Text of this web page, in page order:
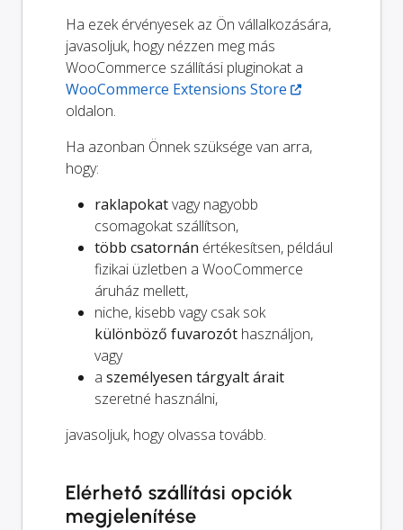
Ha ezek érvényesek az Ön vállalkozására,
javasoljuk, hogy nézzen meg más
WooCommerce szállítási pluginokat a
WooCommerce Extensions Store
oldalon.
Ha azonban Önnek szüksége van arra,
hogy:
raklapokatvagy nagyobb
csomagokat szállítson,
több csatornán értékesítsen, például
fizikai üzletben a WooCommerce
áruház mellett,
niche, kisebb vagy csak sok
különböző fuvarozót használjon,
vagy
a személyesen tárgyalt árait
szeretné használni,
javasoljuk, hogy olvassa tovább.
Elérhető szállítási opciók
megjelenítése